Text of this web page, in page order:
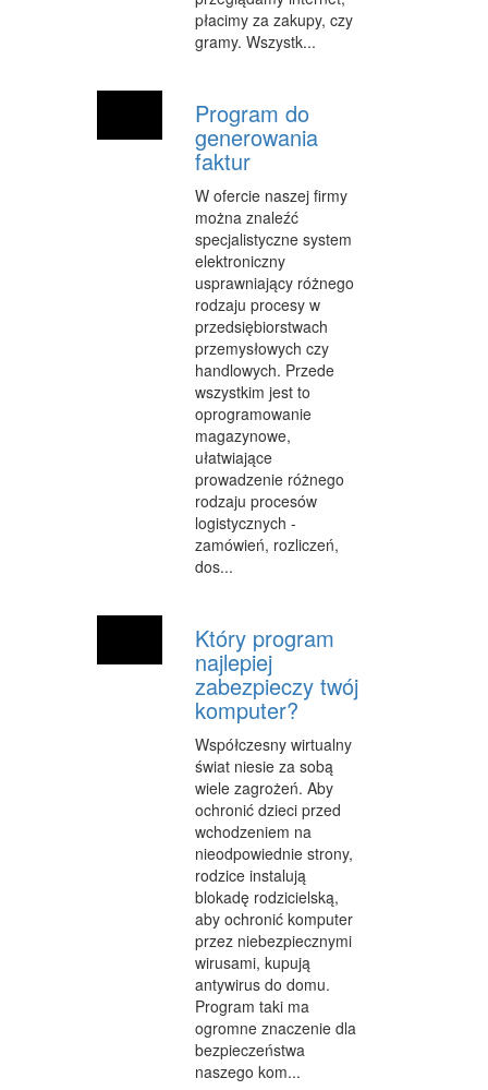
MATERIAŁY REKLAMOWE
WIGOR
IMPREZY INTEGRACYJNE
HOBBY
ZAJĘCIA SPORTOWE I REKREACYJNE
PRODUKCJA
INFORMATYCZNE
RESTAURACJE, CATERING
FOTOGRAFIA
ADWOKACI, PORADY PRAWNE
SPRZĄTANIE, PORZĄDKOWANIE
SERWIS
OPIEKA
KURIER, PRZESYŁKI
WYCIECZKI
HOTELE I NOCLEGI
PODRÓŻE
ZDROWIE
DIETETYKA, ODCHUDZANIE
KOSMETYKI
LECZENIE
SALONY KOSMETYCZNE
SPRZĘT MEDYCZNY
WEB
płacimy za zakupy, czy
gramy. Wszystk...
Program do
generowania
faktur
W ofercie naszej firmy
można znaleźć
specjalistyczne system
elektroniczny
usprawniający różnego
rodzaju procesy w
przedsiębiorstwach
przemysłowych czy
handlowych. Przede
wszystkim jest to
oprogramowanie
magazynowe,
ułatwiające
prowadzenie różnego
rodzaju procesów
logistycznych -
zamówień, rozliczeń,
dos...
Który program
najlepiej
zabezpieczy twój
komputer?
Współczesny wirtualny
świat niesie za sobą
wiele zagrożeń. Aby
ochronić dzieci przed
wchodzeniem na
nieodpowiednie strony,
rodzice instalują
blokadę rodzicielską,
aby ochronić komputer
przez niebezpiecznymi
wirusami, kupują
antywirus do domu.
Program taki ma
ogromne znaczenie dla
bezpieczeństwa
naszego kom...